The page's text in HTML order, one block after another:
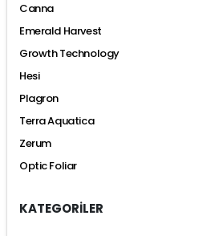
Canna
Emerald Harvest
Growth Technology
Hesi
Plagron
Terra Aquatica
Zerum
Optic Foliar
KATEGORİLER